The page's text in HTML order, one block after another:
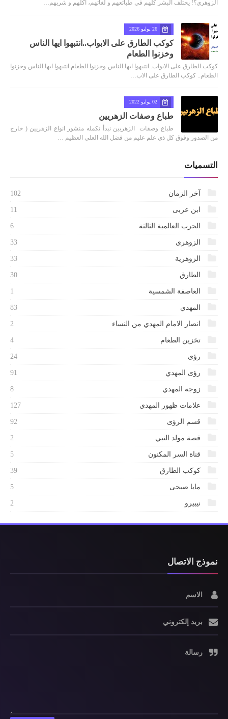
الزوهري؟! يختلف البشر كلهم في طبائعهم و لغاتهم، أكلهم و شربهم…
26 يوليو 2026
كوكب الطارق على الابواب..انتبهوا ايها الناس
وخزنوا الطعام
كوكب الطارق على الابواب..انتبهوا ايها الناس وخزنوا الطعام انتبهوا ايها الناس وخزنوا
الطعام.. كوكب الطارق على الاب…
02 يوليو 2022
طباع وصفات الزهريين
طباع وصفات الزهريين نبدأ تكمله منشور انواع الزهريين ( خارج
من الصدور وفوق كل ذي علم عليم من فضل الله العلي العظيم …
التسميات
آخر الزمان 102
ابن عربى 11
الحرب العالمية الثالثة 6
الزوهرى 33
الزوهرية 33
الطارق 30
العاصفة الشمسية 1
المهدي 83
انصار الامام المهدي من النساء 2
تخزين الطعام 4
رؤى 24
رؤى المهدي 91
زوجة المهدي 8
علامات ظهور المهدي 127
قسم الرؤى 92
قصة مولد النبي 2
قناة السر المكنون 5
كوكب الطارق 39
مايا صبحى 5
نيبيرو 2
نموذج الاتصال
الاسم
بريد إلكتروني
رسالة